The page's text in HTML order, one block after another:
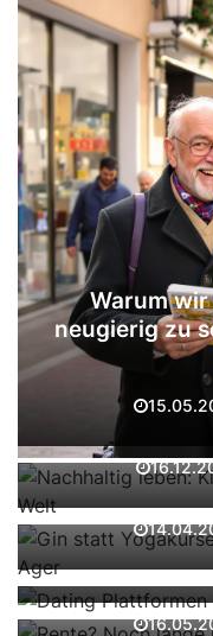
Warum
neugierig zu
Nachhaltig
Gin statt
Dating
Rente?